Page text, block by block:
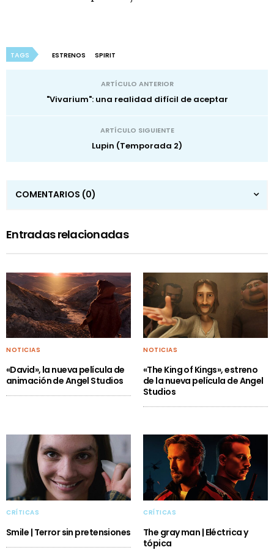
TAGS ESTRENOS SPIRIT
ARTÍCULO ANTERIOR
"Vivarium": una realidad difícil de aceptar
ARTÍCULO SIGUIENTE
Lupin (Temporada 2)
COMENTARIOS (0)
Entradas relacionadas
NOTICIAS
«David», la nueva película de
animación de Angel Studios
NOTICIAS
«The King of Kings», estreno
de la nueva película de Angel
Studios
CRÍTICAS
Smile | Terror sin pretensiones
CRÍTICAS
The gray man | Eléctrica y
tópica